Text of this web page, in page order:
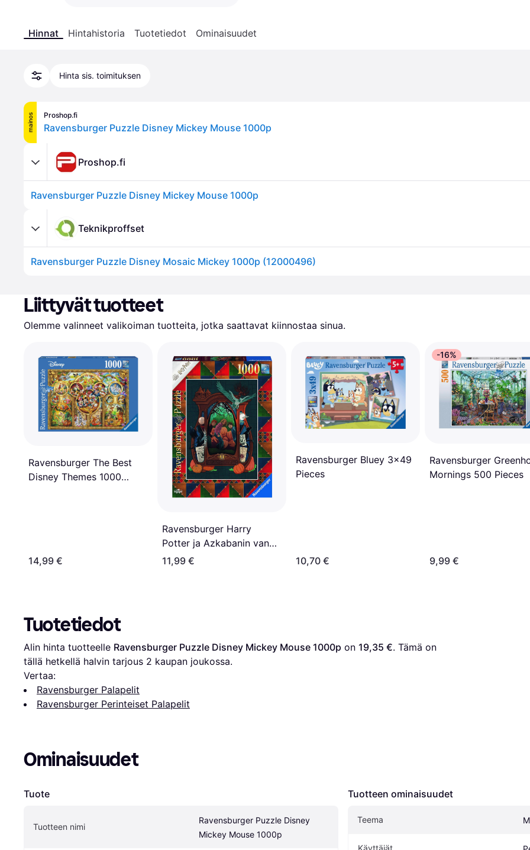
Hinnat Hintahistoria Tuotetiedot Ominaisuudet
Hinta sis. toimituksen
mainos Proshop.fi
Ravensburger Puzzle Disney Mickey Mouse 1000p
Proshop.fi
Ravensburger Puzzle Disney Mickey Mouse 1000p
Teknikproffset
Ravensburger Puzzle Disney Mosaic Mickey 1000p (12000496)
Liittyvät tuotteet
Olemme valinneet valikoiman tuotteita, jotka saattavat kiinnostaa sinua.
Ravensburger The Best
Disney Themes 1000
14,99 €
Ravensburger Harry
Potter ja Azkabanin vanki,
1000 sivua
11,99 €
Ravensburger Bluey 3x49
Pieces
10,70 €
-16%
Ravensburger
Mornings 500 Pieces
9,99 €
Tuotetiedot
Alin hinta tuotteelle Ravensburger Puzzle Disney Mickey Mouse 1000p on 19,35 €. Tämä on
tällä hetkellä halvin tarjous 2 kaupan joukossa.
Vertaa:
Ravensburger Palapelit
Ravensburger Perinteiset Palapelit
Ominaisuudet
Tuote
Tuotteen nimi
Ravensburger Puzzle Disney
Mickey Mouse 1000p
Tuotteen ominaisuudet
Teema
Käyttäjät